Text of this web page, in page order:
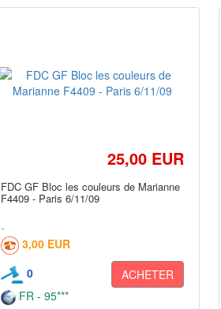
25,00 EUR
FDC GF Bloc les couleurs de Marianne
F4409 - Paris 6/11/09
3,00 EUR
0
ACHETER
FR - 95***